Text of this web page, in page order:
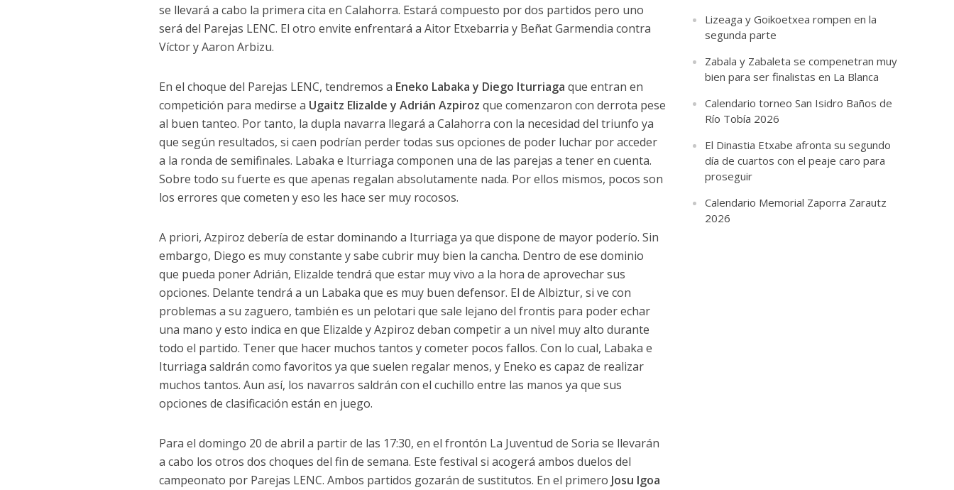
se llevará a cabo la primera cita en Calahorra. Estará compuesto por dos partidos pero uno
será del Parejas LENC. El otro envite enfrentará a Aitor Etxebarria y Beñat Garmendia contra
Víctor y Aaron Arbizu.
En el choque del Parejas LENC, tendremos a Eneko Labaka y Diego Iturriaga que entran en
competición para medirse a Ugaitz Elizalde y Adrián Azpiroz que comenzaron con derrota pese
al buen tanteo. Por tanto, la dupla navarra llegará a Calahorra con la necesidad del triunfo ya
que según resultados, si caen podrían perder todas sus opciones de poder luchar por acceder
a la ronda de semifinales. Labaka e Iturriaga componen una de las parejas a tener en cuenta.
Sobre todo su fuerte es que apenas regalan absolutamente nada. Por ellos mismos, pocos son
los errores que cometen y eso les hace ser muy rocosos.
A priori, Azpiroz debería de estar dominando a Iturriaga ya que dispone de mayor poderío. Sin
embargo, Diego es muy constante y sabe cubrir muy bien la cancha. Dentro de ese dominio
que pueda poner Adrián, Elizalde tendrá que estar muy vivo a la hora de aprovechar sus
opciones. Delante tendrá a un Labaka que es muy buen defensor. El de Albiztur, si ve con
problemas a su zaguero, también es un pelotari que sale lejano del frontis para poder echar
una mano y esto indica en que Elizalde y Azpiroz deban competir a un nivel muy alto durante
todo el partido. Tener que hacer muchos tantos y cometer pocos fallos. Con lo cual, Labaka e
Iturriaga saldrán como favoritos ya que suelen regalar menos, y Eneko es capaz de realizar
muchos tantos. Aun así, los navarros saldrán con el cuchillo entre las manos ya que sus
opciones de clasificación están en juego.
Para el domingo 20 de abril a partir de las 17:30, en el frontón La Juventud de Soria se llevarán
a cabo los otros dos choques del fin de semana. Este festival si acogerá ambos duelos del
campeonato por Parejas LENC. Ambos partidos gozarán de sustitutos. En el primero Josu Igoa
Lizeaga y Goikoetxea rompen en la
segunda parte
Zabala y Zabaleta se compenetran muy
bien para ser finalistas en La Blanca
Calendario torneo San Isidro Baños de
Río Tobía 2026
El Dinastia Etxabe afronta su segundo
día de cuartos con el peaje caro para
proseguir
Calendario Memorial Zaporra Zarautz
2026